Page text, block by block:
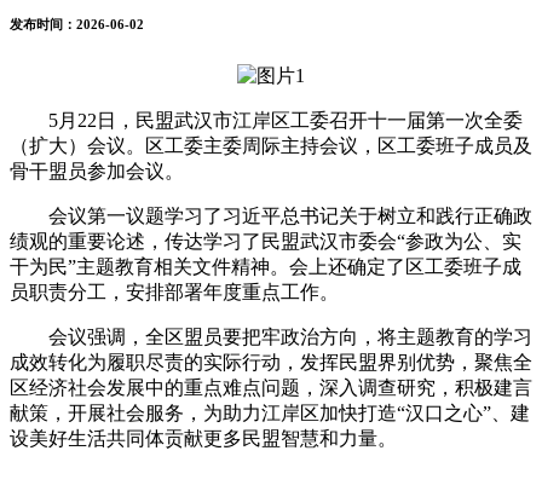
发布时间：2026-06-02
5月22日，民盟武汉市江岸区工委召开十一届第一次全委
（扩大）会议。区工委主委周际主持会议，区工委班子成员及
骨干盟员参加会议。
会议第一议题学习了习近平总书记关于树立和践行正确政
绩观的重要论述，传达学习了民盟武汉市委会“参政为公、实
干为民”主题教育相关文件精神。会上还确定了区工委班子成
员职责分工，安排部署年度重点工作。
会议强调，全区盟员要把牢政治方向，将主题教育的学习
成效转化为履职尽责的实际行动，发挥民盟界别优势，聚焦全
区经济社会发展中的重点难点问题，深入调查研究，积极建言
献策，开展社会服务，为助力江岸区加快打造“汉口之心”、建
设美好生活共同体贡献更多民盟智慧和力量。